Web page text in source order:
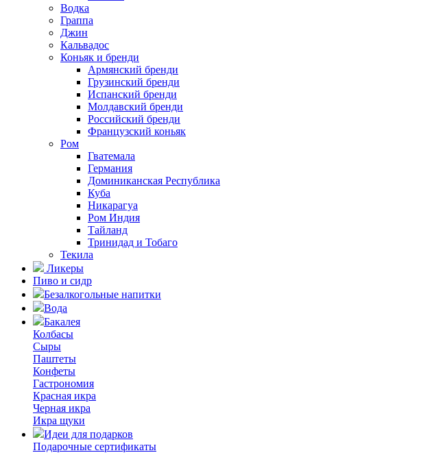
Водка
Граппа
Джин
Кальвадос
Коньяк и бренди
Армянский бренди
Грузинский бренди
Испанский бренди
Молдавский бренди
Российский бренди
Французский коньяк
Ром
Гватемала
Германия
Доминиканская Республика
Куба
Никарагуа
Ром Индия
Тайланд
Тринидад и Тобаго
Текила
Ликеры
Пиво и сидр
Безалкогольные напитки
Вода
Бакалея
Колбасы
Сыры
Паштеты
Конфеты
Гастрономия
Красная икра
Черная икра
Икра щуки
Идеи для подарков
Подарочные сертификаты